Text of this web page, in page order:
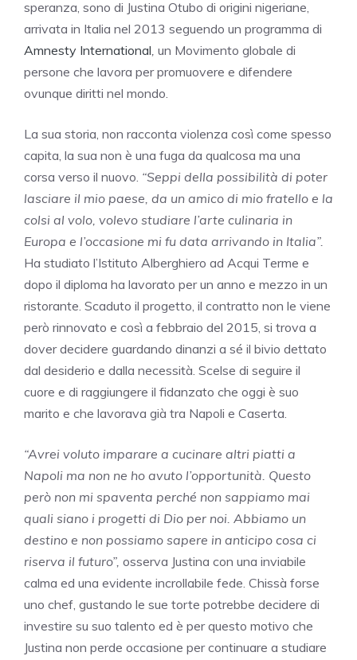
speranza, sono di Justina Otubo di origini nigeriane,
arrivata in Italia nel 2013 seguendo un programma di
Amnesty International, un Movimento globale di
persone che lavora per promuovere e difendere
ovunque diritti nel mondo.
La sua storia, non racconta violenza così come spesso
capita, la sua non è una fuga da qualcosa ma una
corsa verso il nuovo. “Seppi della possibilità di poter
lasciare il mio paese, da un amico di mio fratello e la
colsi al volo, volevo studiare l’arte culinaria in
Europa e l’occasione mi fu data arrivando in Italia”.
Ha studiato l’Istituto Alberghiero ad Acqui Terme e
dopo il diploma ha lavorato per un anno e mezzo in un
ristorante. Scaduto il progetto, il contratto non le viene
però rinnovato e così a febbraio del 2015, si trova a
dover decidere guardando dinanzi a sé il bivio dettato
dal desiderio e dalla necessità. Scelse di seguire il
cuore e di raggiungere il fidanzato che oggi è suo
marito e che lavorava già tra Napoli e Caserta.
“Avrei voluto imparare a cucinare altri piatti a
Napoli ma non ne ho avuto l’opportunità. Questo
però non mi spaventa perché non sappiamo mai
quali siano i progetti di Dio per noi. Abbiamo un
destino e non possiamo sapere in anticipo cosa ci
riserva il futuro”, osserva Justina con una inviabile
calma ed una evidente incrollabile fede. Chissà forse
uno chef, gustando le sue torte potrebbe decidere di
investire su suo talento ed è per questo motivo che
Justina non perde occasione per continuare a studiare